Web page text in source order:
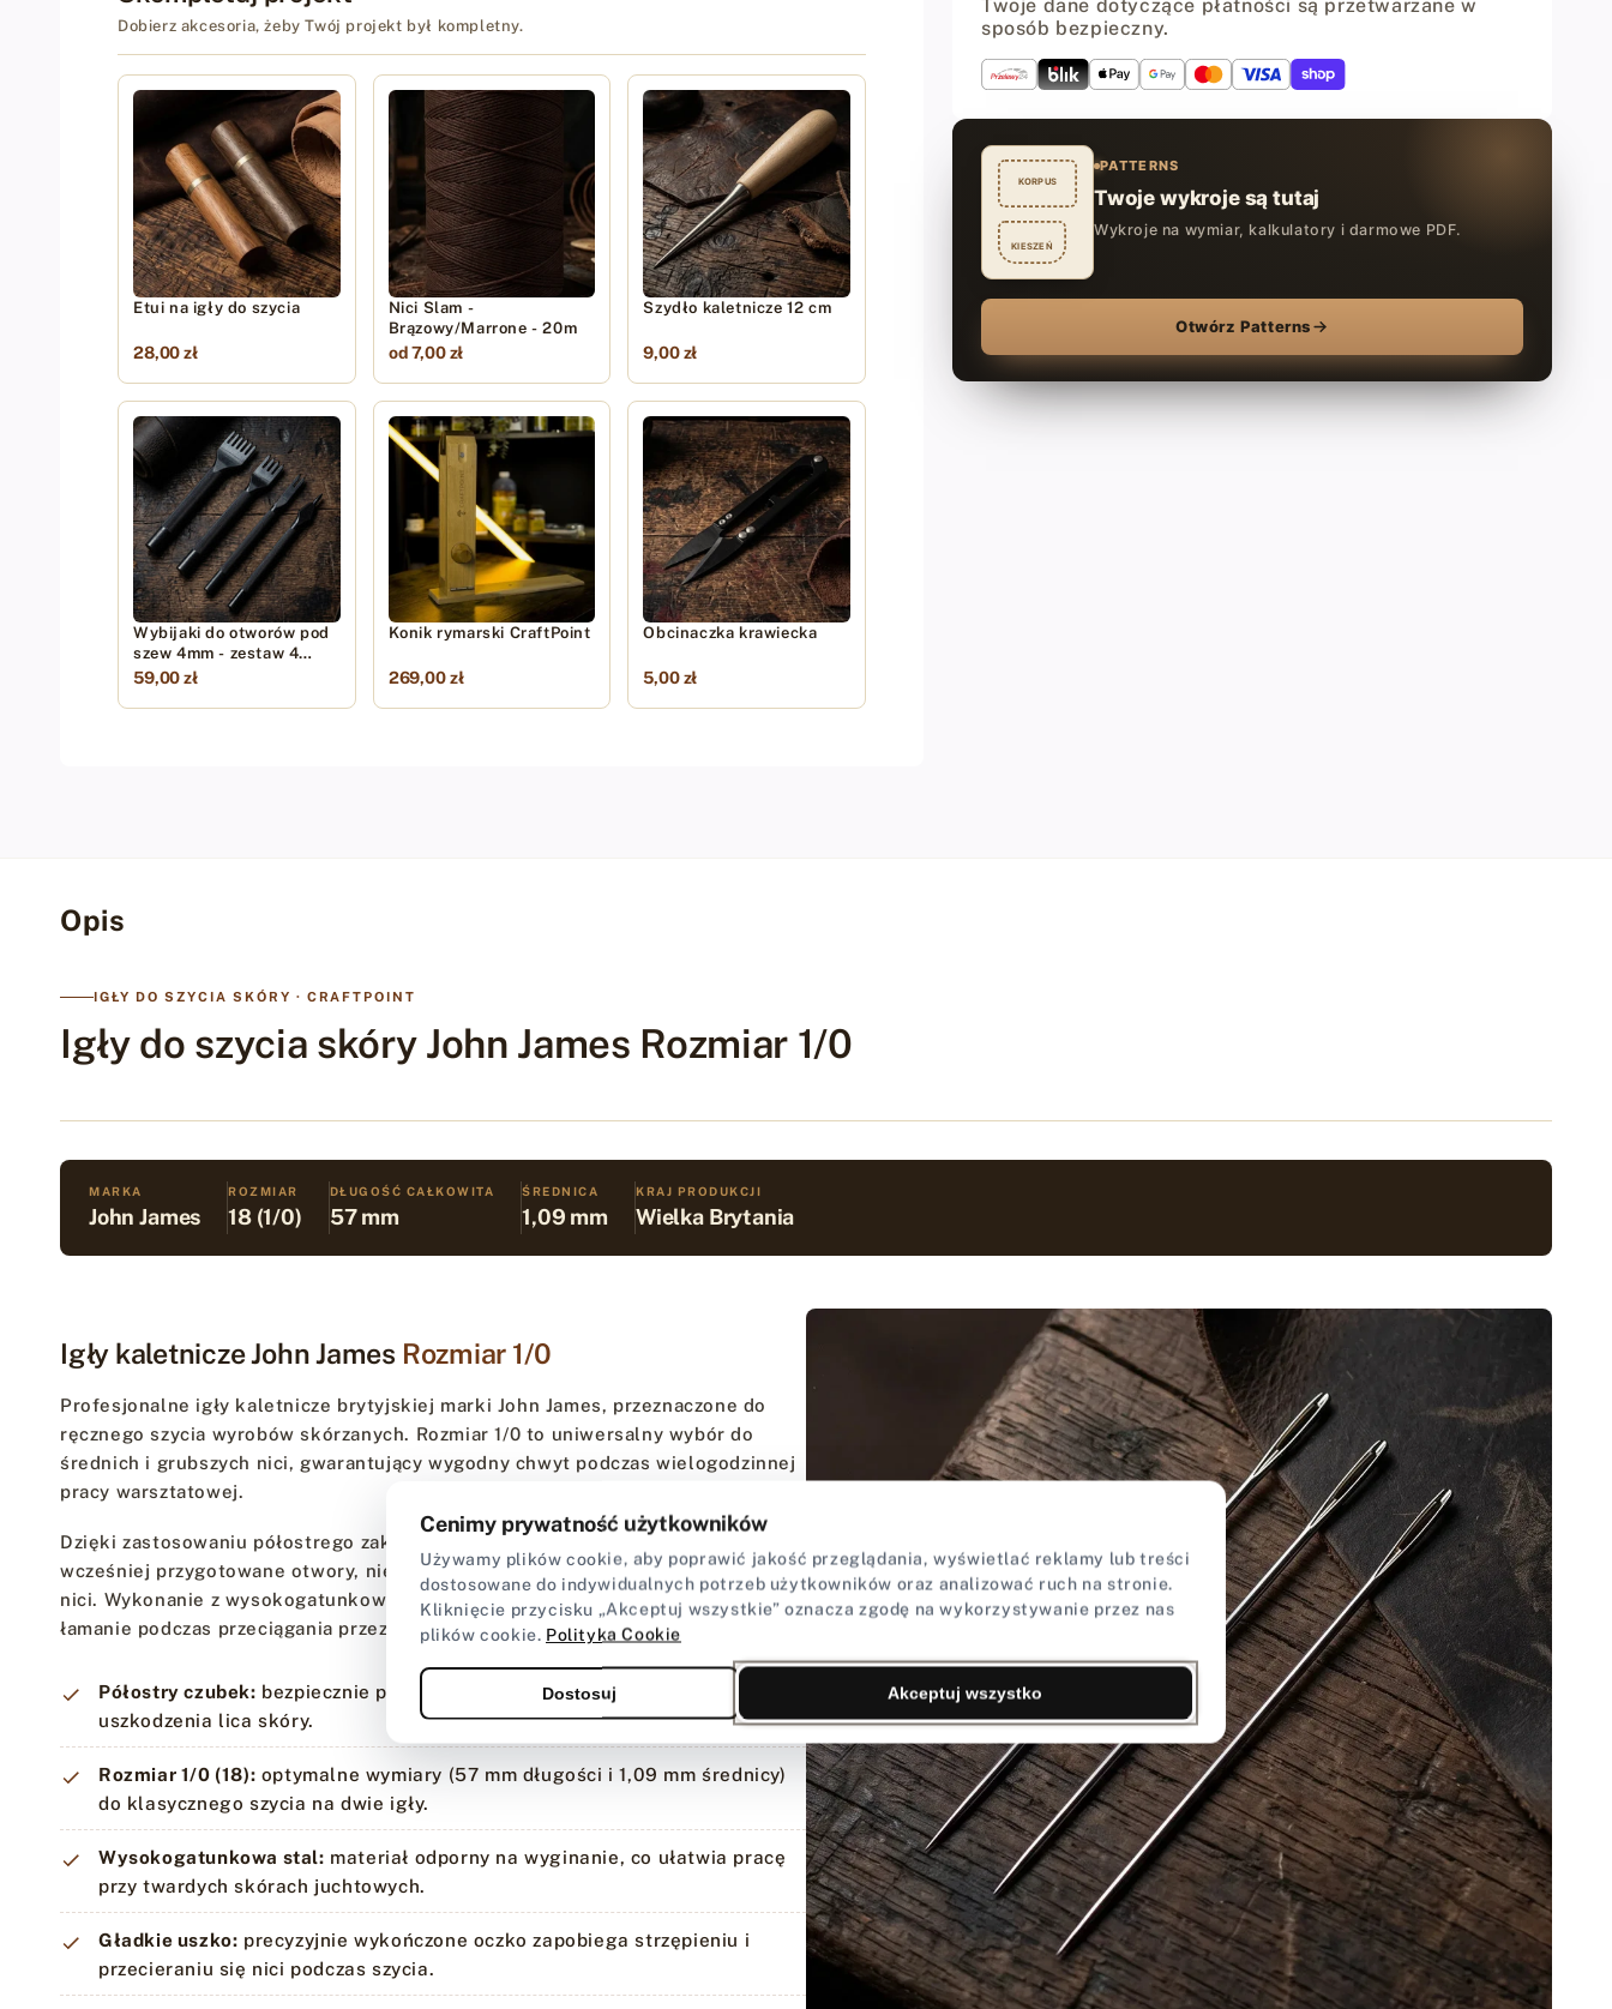
Dobierz akcesoria, żeby Twój projekt był kompletny.
Etui na igły do szycia
28,00 zł
Nici Slam -
Brązowy/Marrone - 20m
od 7,00 zł
Szydło kaletnicze 12 cm
9,00 zł
Wybijaki do otworów pod
szew 4mm - zestaw 4
sztuk
59,00 zł
Konik rymarski CraftPoint
269,00 zł
Obcinaczka krawiecka
5,00 zł
Twoje dane dotyczące płatności są przetwarzane w
sposób bezpieczny.
KORPUS
KIESZEŃ
PATTERNS
Twoje wykroje są tutaj
Wykroje na wymiar, kalkulatory i darmowe PDF.
Otwórz Patterns
Opis
IGŁY DO SZYCIA SKÓRY · CRAFTPOINT
Igły do szycia skóry John James Rozmiar 1/0
MARKA
John James
ROZMIAR
18 (1/0)
DŁUGOŚĆ CAŁKOWITA
57 mm
ŚREDNICA
1,09 mm
KRAJ PRODUKCJI
Wielka Brytania
Igły kaletnicze John James Rozmiar 1/0
Profesjonalne igły kaletnicze brytyjskiej marki John James, przeznaczone do
ręcznego szycia wyrobów skórzanych. Rozmiar 1/0 to uniwersalny wybór do
średnich i grubszych nici, gwarantujący wygodny chwyt podczas wielogodzinnej
pracy warsztatowej.
Dzięki zastosowaniu półostrego zakończenia igła płynnie przechodzi przez
wcześniej przygotowane otwory, nie kalecząc lica skóry ani nie rozwarstwiając
nici. Wykonanie z wysokogatunkowej stali zapewnia odporność na wyginanie i
łamanie podczas przeciągania przez grube warstwy materiału.
Półostry czubek: bezpiecznie przechodzi przez wybite otwory bez ryzyka
uszkodzenia lica skóry.
Rozmiar 1/0 (18): optymalne wymiary (57 mm długości i 1,09 mm średnicy)
do klasycznego szycia na dwie igły.
Wysokogatunkowa stal: materiał odporny na wyginanie, co ułatwia pracę
przy twardych skórach juchtowych.
Gładkie uszko: precyzyjnie wykończone oczko zapobiega strzępieniu i
przecieraniu się nici podczas szycia.
Cenimy prywatność użytkowników
Używamy plików cookie, aby poprawić jakość przeglądania, wyświetlać reklamy lub treści
dostosowane do indywidualnych potrzeb użytkowników oraz analizować ruch na stronie.
Kliknięcie przycisku „Akceptuj wszystkie” oznacza zgodę na wykorzystywanie przez nas
plików cookie. Polityka Cookie
Dostosuj Akceptuj wszystko